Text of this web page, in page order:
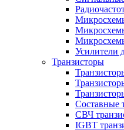
Усилители
Транзисторы
Составные
СВЧ
IGBT